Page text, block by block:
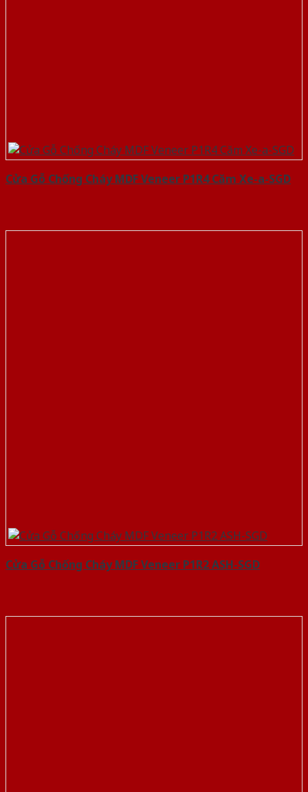
Cửa Gỗ Chống Cháy MDF Veneer P1R4 Căm Xe-a-SGD
Cửa Gỗ Chống Cháy MDF Veneer P1R2 ASH-SGD